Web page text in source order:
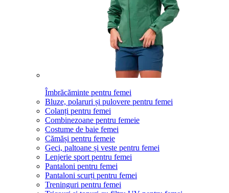
Îmbrăcăminte pentru femei
Bluze, polaruri și pulovere pentru femei
Colanți pentru femei
Combinezoane pentru femeie
Costume de baie femei
Cămăși pentru femeie
Geci, paltoane și veste pentru femei
Lenjerie sport pentru femei
Pantaloni pentru femei
Pantaloni scurți pentru femei
Treninguri pentru femei